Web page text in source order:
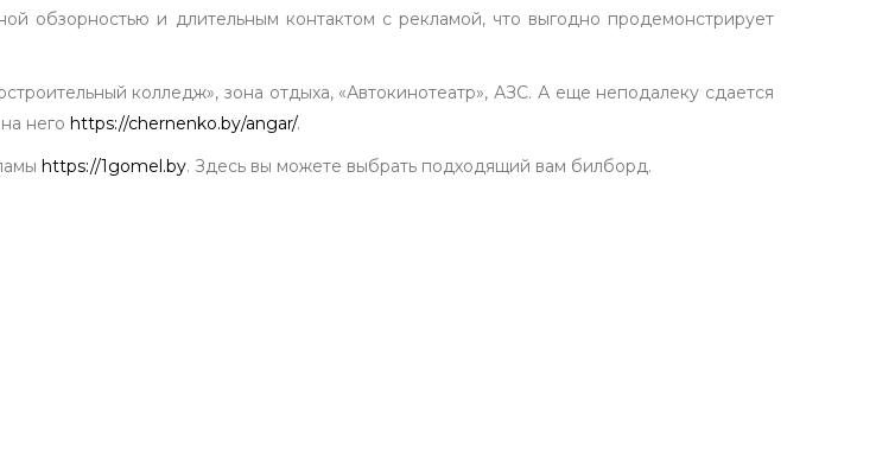
обзорностью и длительным контактом с рекламой, что выгодно продемонстрирует
колледж», зона отдыха, «Автокинотеатр», АЗС. А еще неподалеку сдается
него https://chernenko.by/angar/.
https://1gomel.by. Здесь вы можете выбрать подходящий вам билборд.